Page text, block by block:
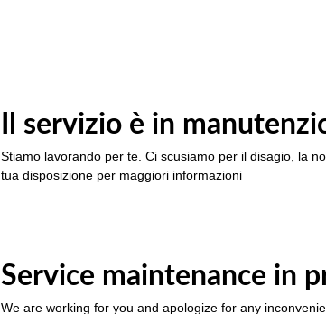
Il servizio è in
Stiamo lavorando per te. Ci scusiamo per il disagio, la
tua disposizione per maggiori informazioni
Service maintenance in
We are working for you and apologize for any